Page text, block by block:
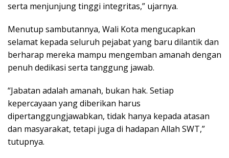
serta menjunjung tinggi integritas,” ujarnya.
Menutup sambutannya, Wali Kota mengucapkan
selamat kepada seluruh pejabat yang baru dilantik dan
berharap mereka mampu mengemban amanah dengan
penuh dedikasi serta tanggung jawab.
“Jabatan adalah amanah, bukan hak. Setiap
kepercayaan yang diberikan harus
dipertanggungjawabkan, tidak hanya kepada atasan
dan masyarakat, tetapi juga di hadapan Allah SWT,”
tutupnya.